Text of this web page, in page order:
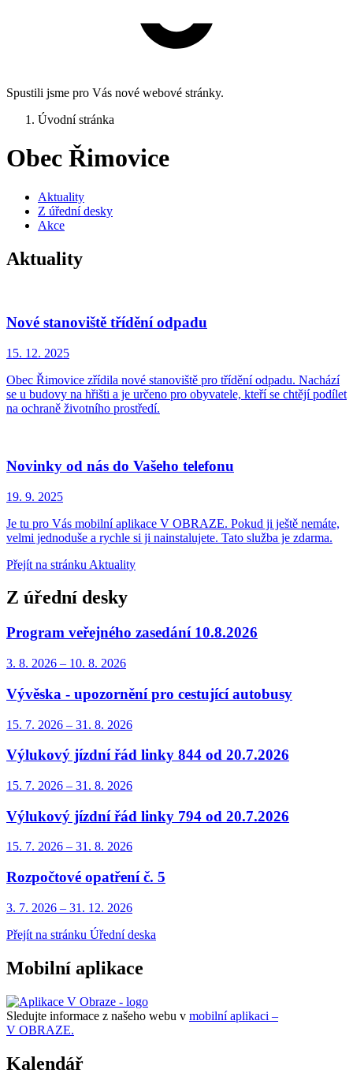
Spustili jsme pro Vás nové webové stránky.
Úvodní stránka
Obec Řimovice
Aktuality
Z úřední desky
Akce
Aktuality
Nové stanoviště třídění odpadu
15. 12. 2025
Obec Řimovice zřídila nové stanoviště pro třídění odpadu. Nachází
se u budovy na hřišti a je určeno pro obyvatele, kteří se chtějí podílet
na ochraně životního prostředí.
Novinky od nás do Vašeho telefonu
19. 9. 2025
Je tu pro Vás mobilní aplikace V OBRAZE. Pokud ji ještě nemáte,
velmi jednoduše a rychle si ji nainstalujete. Tato služba je zdarma.
Přejít na stránku Aktuality
Z úřední desky
Program veřejného zasedání 10.8.2026
3. 8. 2026 – 10. 8. 2026
Vývěska - upozornění pro cestující autobusy
15. 7. 2026 – 31. 8. 2026
Výlukový jízdní řád linky 844 od 20.7.2026
15. 7. 2026 – 31. 8. 2026
Výlukový jízdní řád linky 794 od 20.7.2026
15. 7. 2026 – 31. 8. 2026
Rozpočtové opatření č. 5
3. 7. 2026 – 31. 12. 2026
Přejít na stránku Úřední deska
Mobilní aplikace
Sledujte informace z našeho webu v mobilní aplikaci –
V OBRAZE.
Kalendář